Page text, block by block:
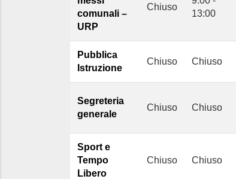
comunali –
URP
Chiuso
13:00
Pubblica
Istruzione
Chiuso Chiuso
Segreteria
generale
Chiuso Chiuso
Sport e
Tempo
Libero
Chiuso Chiuso